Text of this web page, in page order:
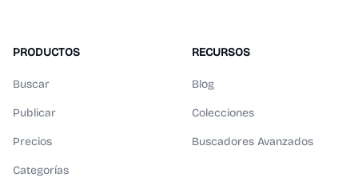
PRODUCTOS
Buscar
Publicar
Precios
Categorías
RECURSOS
Blog
Colecciones
Buscadores Avanzados